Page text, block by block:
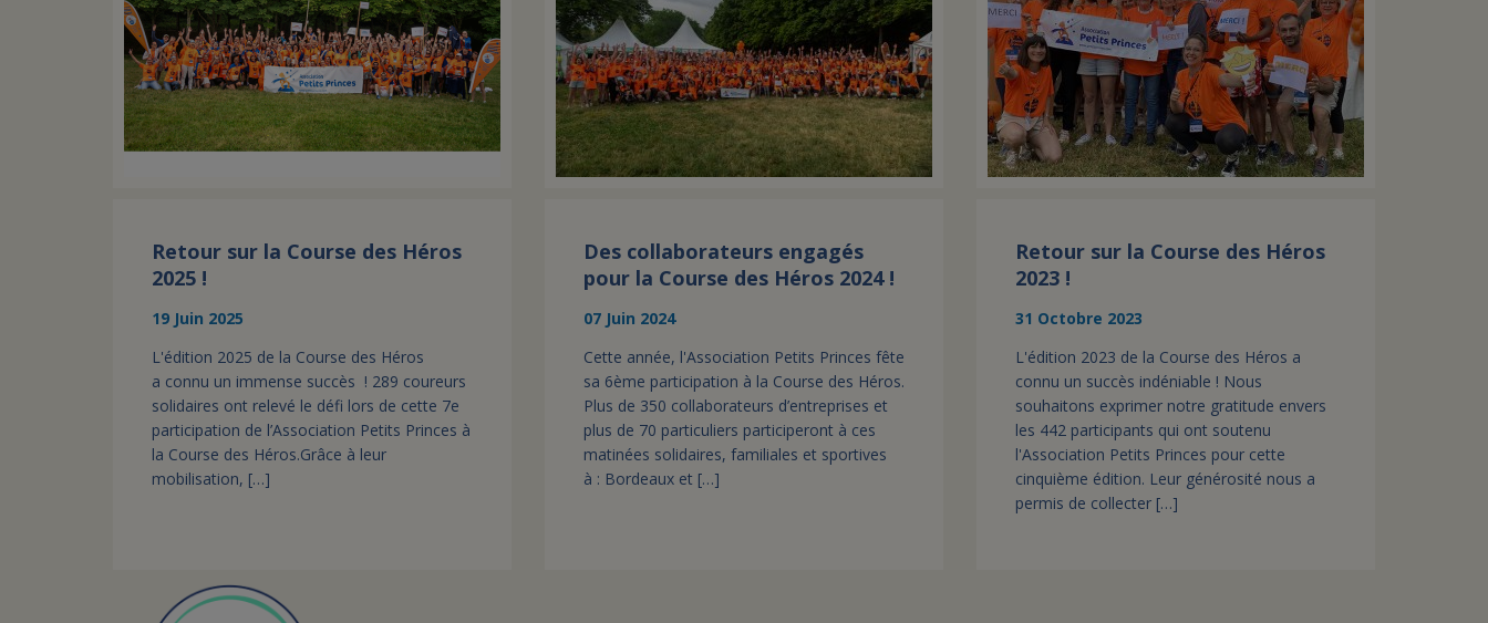
Retour sur la Course des Héros
2025 !
19 Juin 2025
L'édition 2025 de la Course des Héros
a connu un immense succès ! 289 coureurs
solidaires ont relevé le défi lors de cette 7e
participation de l’Association Petits Princes à
la Course des Héros.Grâce à leur
mobilisation, […]
Des collaborateurs engagés
pour la Course des Héros 2024 !
07 Juin 2024
Cette année, l'Association Petits Princes fête
sa 6ème participation à la Course des Héros.
Plus de 350 collaborateurs d’entreprises et
plus de 70 particuliers participeront à ces
matinées solidaires, familiales et sportives
à : Bordeaux et […]
Retour sur la Course des Héros
2023 !
31 Octobre 2023
L'édition 2023 de la Course des Héros a
connu un succès indéniable ! Nous
souhaitons exprimer notre gratitude envers
les 442 participants qui ont soutenu
l'Association Petits Princes pour cette
cinquième édition. Leur générosité nous a
permis de collecter […]